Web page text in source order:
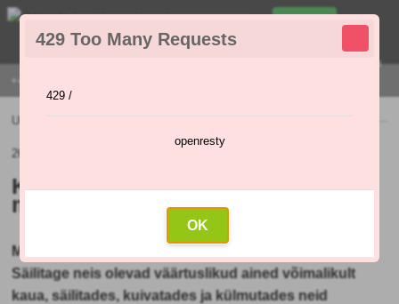
429 Too Many Requests
429 /
openresty
OK
+421 915 420 295 | E-R 9:00 - 16:00
Menu
Uudised»Kuidas kuivatada või külmutada maitsetaimi talveks?
26.12.2020 (Algne artikkel: 21.12.2020)
Kuidas kuivatada või külmutada
maitsetaimi talveks?
Mida teha kohe pärast maitsetaimede koristamist?
Säilitage neis olevad väärtuslikud ained võimalikult
kaua, säilitades, kuivatades ja külmutades neid